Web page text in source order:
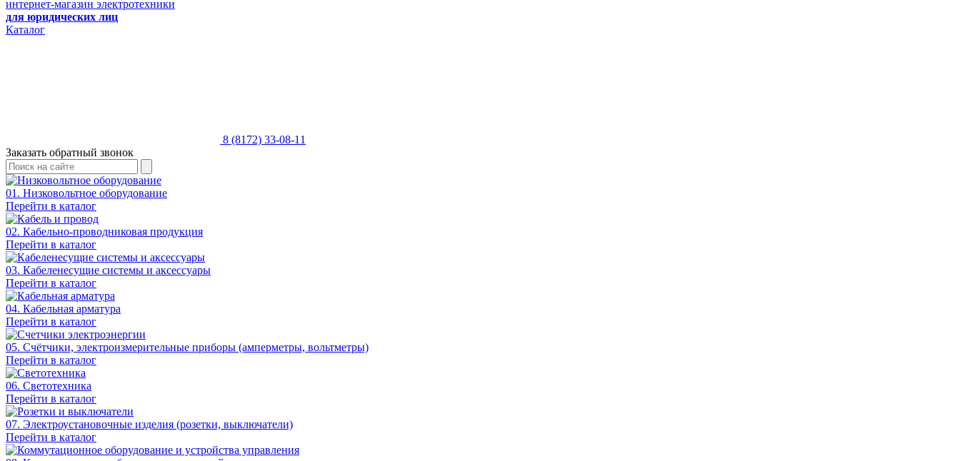
интернет-магазин электротехники
для юридических лиц
Каталог
8 (8172) 33-08-11
Заказать обратный звонок
01. Низковольтное оборудование
Перейти в каталог
02. Кабельно-проводниковая продукция
Перейти в каталог
03. Кабеленесущие системы и аксессуары
Перейти в каталог
04. Кабельная арматура
Перейти в каталог
05. Счётчики, электроизмерительные приборы (амперметры, вольтметры)
Перейти в каталог
06. Светотехника
Перейти в каталог
07. Электроустановочные изделия (розетки, выключатели)
Перейти в каталог